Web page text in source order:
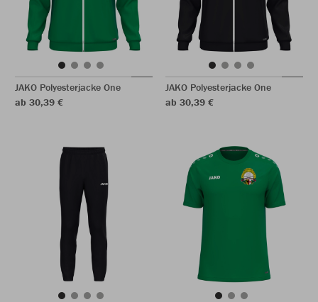
JAKO Polyesterjacke One
ab 30,39 €
JAKO Polyesterjacke One
ab 30,39 €